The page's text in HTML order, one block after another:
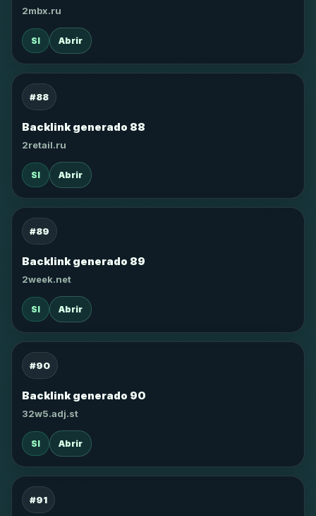
2mbx.ru
SI Abrir
#88
Backlink generado 88
2retail.ru
SI Abrir
#89
Backlink generado 89
2week.net
SI Abrir
#90
Backlink generado 90
32w5.adj.st
SI Abrir
#91